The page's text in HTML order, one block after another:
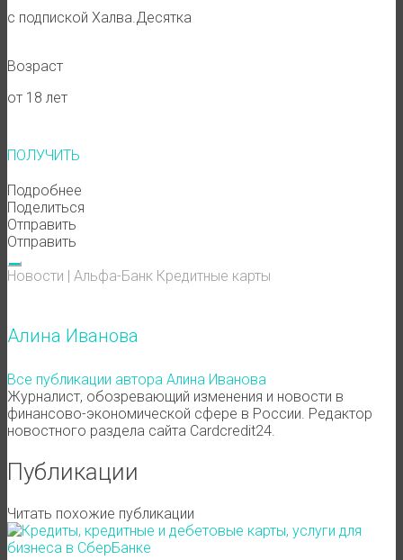
с подпиской Халва.Десятка
Возраст
от 18 лет
ПОЛУЧИТЬ
Подробнее
Поделиться
Отправить
Отправить
Новости | Альфа-Банк Кредитные карты
Алина Иванова
Все публикации автора Алина Иванова
Журналист, обозревающий изменения и новости в
финансово-экономической сфере в России. Редактор
новостного раздела сайта Cardcredit24.
Публикации
Читать похожие публикации